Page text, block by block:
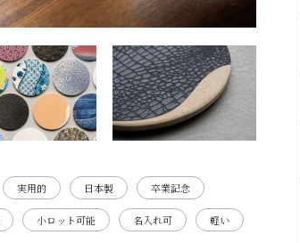
実用的 日本製 卒業記念
小ロット可能 名入れ可 軽い